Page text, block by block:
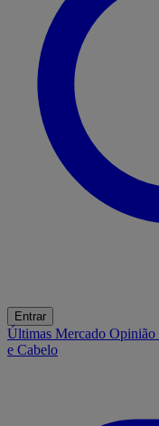
Entrar
Últimas Mercado Opinião
e Cabelo